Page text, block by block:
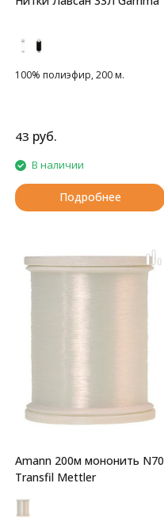
100% полиэфир, 200 м.
43 руб.
В наличии
Подробнее
Amann 200м мононить N70
Transfil Mettler